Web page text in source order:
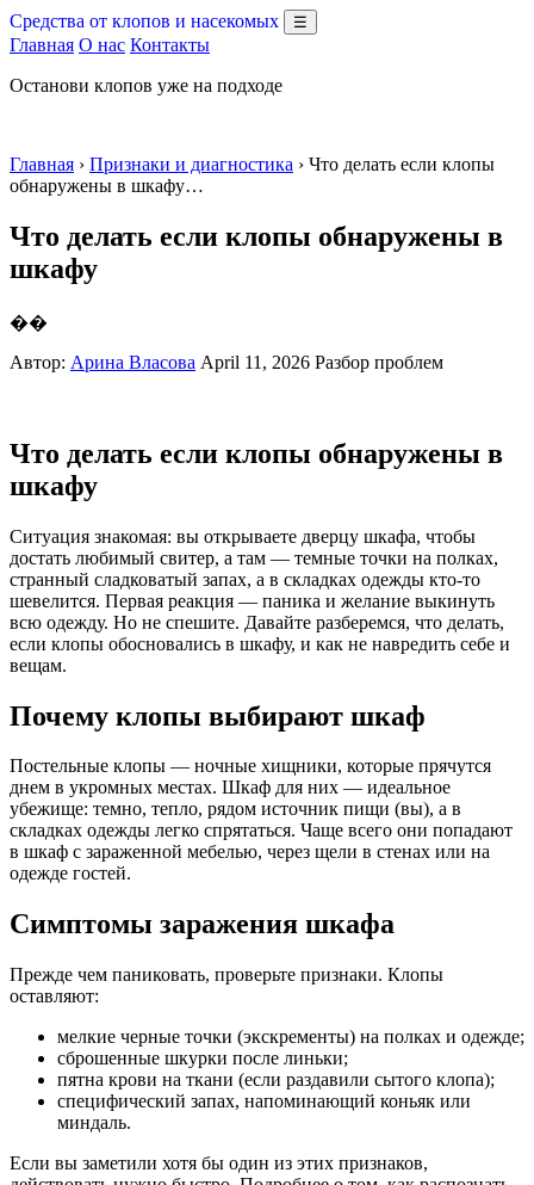
Средства от клопов и насекомых ☰
Главная О нас Контакты
Останови клопов уже на подходе
Главная › Признаки и диагностика › Что делать если клопы
обнаружены в шкафу…
Что делать если клопы обнаружены в
шкафу
��
Автор: Арина Власова April 11, 2026 Разбор проблем
Что делать если клопы обнаружены в
шкафу
Ситуация знакомая: вы открываете дверцу шкафа, чтобы
достать любимый свитер, а там — темные точки на полках,
странный сладковатый запах, а в складках одежды кто-то
шевелится. Первая реакция — паника и желание выкинуть
всю одежду. Но не спешите. Давайте разберемся, что делать,
если клопы обосновались в шкафу, и как не навредить себе и
вещам.
Почему клопы выбирают шкаф
Постельные клопы — ночные хищники, которые прячутся
днем в укромных местах. Шкаф для них — идеальное
убежище: темно, тепло, рядом источник пищи (вы), а в
складках одежды легко спрятаться. Чаще всего они попадают
в шкаф с зараженной мебелью, через щели в стенах или на
одежде гостей.
Симптомы заражения шкафа
Прежде чем паниковать, проверьте признаки. Клопы
оставляют:
мелкие черные точки (экскременты) на полках и одежде;
сброшенные шкурки после линьки;
пятна крови на ткани (если раздавили сытого клопа);
специфический запах, напоминающий коньяк или
миндаль.
Если вы заметили хотя бы один из этих признаков,